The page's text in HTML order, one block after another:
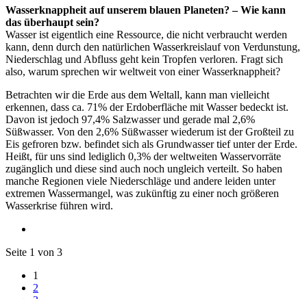
Wasserknappheit auf unserem blauen Planeten? – Wie kann
das überhaupt sein?
Wasser ist eigentlich eine Ressource, die nicht verbraucht werden
kann, denn durch den natürlichen Wasserkreislauf von Verdunstung,
Niederschlag und Abfluss geht kein Tropfen verloren. Fragt sich
also, warum sprechen wir weltweit von einer Wasserknappheit?
Betrachten wir die Erde aus dem Weltall, kann man vielleicht
erkennen, dass ca. 71% der Erdoberfläche mit Wasser bedeckt ist.
Davon ist jedoch 97,4% Salzwasser und gerade mal 2,6%
Süßwasser. Von den 2,6% Süßwasser wiederum ist der Großteil zu
Eis gefroren bzw. befindet sich als Grundwasser tief unter der Erde.
Heißt, für uns sind lediglich 0,3% der weltweiten Wasservorräte
zugänglich und diese sind auch noch ungleich verteilt. So haben
manche Regionen viele Niederschläge und andere leiden unter
extremen Wassermangel, was zukünftig zu einer noch größeren
Wasserkrise führen wird.
Seite 1 von 3
1
2